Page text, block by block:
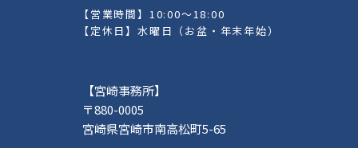
【営業時間】10:00～18:00
【定休日】水曜日（お盆・年末年始）
【宮崎事務所】
〒880-0005
宮崎県宮崎市南高松町5-65